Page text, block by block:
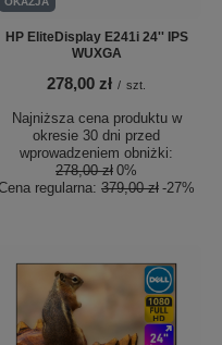
HP EliteDisplay E241i 24'' IPS
WUXGA
278,00 zł / szt.
Najniższa cena produktu w
okresie 30 dni przed
wprowadzeniem obniżki:
278,00 zł 0%
regularna: 379,00 zł -27%